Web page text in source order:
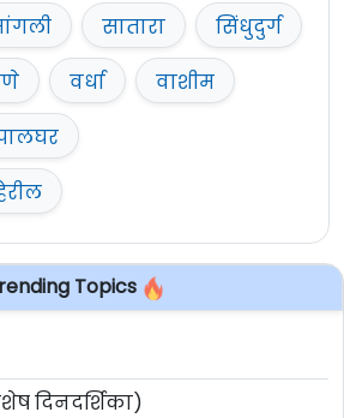
सातारा
सिंधुदुर्ग
वर्धा
वाशीम
Topics
दिनदर्शिका)